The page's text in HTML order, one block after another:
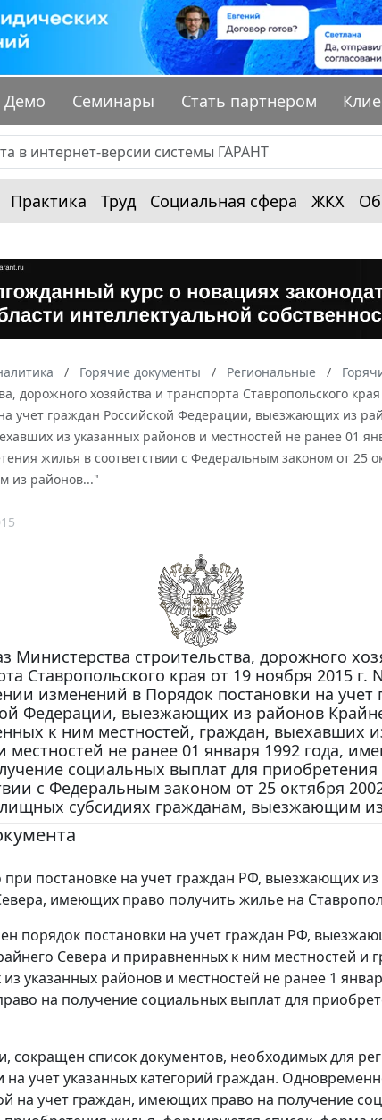
Демо Семинары Стать партнером
Практика Труд Социальная сфера ЖКХ
Горячие документы Региональные
дорожного хозяйства и транспорта Ставропольского
учет граждан Российской Федерации, выезжающих из
из указанных районов и местностей не ранее 01
жилья в соответствии с Федеральным законом от
из районов..."
Министерства строительства, дорожного
Ставропольского края от 19 ноября 2015 г.
изменений в Порядок постановки на учет
Федерации, выезжающих из районов
к ним местностей, граждан, выехавших
местностей не ранее 01 января 1992 года,
социальных выплат для
с Федеральным законом от 25 октября
субсидиях гражданам, выезжающим
при постановке на учет граждан РФ, выезжающих
имеющих право получить жилье на
порядок постановки на учет граждан РФ,
Севера и приравненных к ним местностей и
указанных районов и местностей не ранее 1
на получение социальных выплат для
сокращен список документов, необходимых для
на учет указанных категорий граждан.
на учет граждан, имеющих право на получение